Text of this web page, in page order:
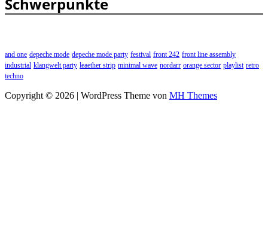
Schwerpunkte
and one depeche mode depeche mode party festival front 242 front line assembly
industrial klangwelt party leaether strip minimal wave nordarr orange sector playlist retro
techno
Copyright © 2026 | WordPress Theme von MH Themes